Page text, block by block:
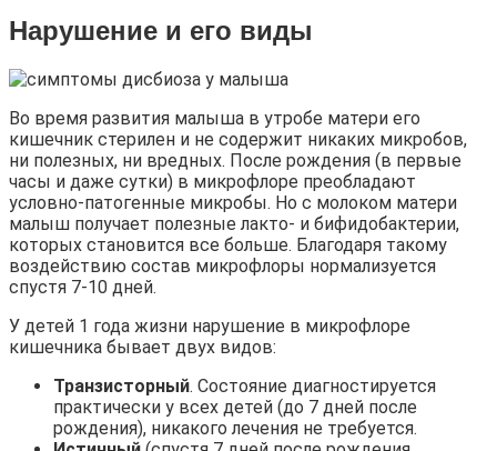
Нарушение и его виды
Во время развития малыша в утробе матери его
кишечник стерилен и не содержит никаких микробов,
ни полезных, ни вредных. После рождения (в первые
часы и даже сутки) в микрофлоре преобладают
условно-патогенные микробы. Но с молоком матери
малыш получает полезные лакто- и бифидобактерии,
которых становится все больше. Благодаря такому
воздействию состав микрофлоры нормализуется
спустя 7-10 дней.
У детей 1 года жизни нарушение в микрофлоре
кишечника бывает двух видов:
Транзисторный. Состояние диагностируется
практически у всех детей (до 7 дней после
рождения), никакого лечения не требуется.